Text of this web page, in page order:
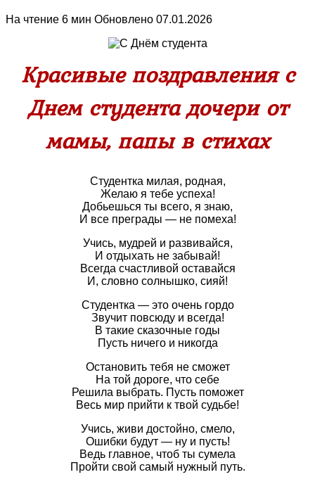
На чтение 6 мин Обновлено 07.01.2026
Красивые поздравления с
Днем студента дочери от
мамы, папы в стихах
Студентка милая, родная,
Желаю я тебе успеха!
Добьешься ты всего, я знаю,
И все преграды — не помеха!
Учись, мудрей и развивайся,
И отдыхать не забывай!
Всегда счастливой оставайся
И, словно солнышко, сияй!
Студентка — это очень гордо
Звучит повсюду и всегда!
В такие сказочные годы
Пусть ничего и никогда
Остановить тебя не сможет
На той дороге, что себе
Решила выбрать. Пусть поможет
Весь мир прийти к твой судьбе!
Учись, живи достойно, смело,
Ошибки будут — ну и пусть!
Ведь главное, чтоб ты сумела
Пройти свой самый нужный путь.